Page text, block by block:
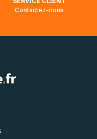
Contactez-nous